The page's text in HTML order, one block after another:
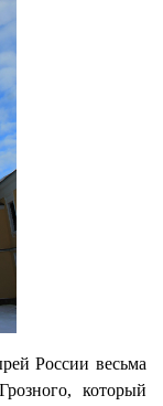
России весьма
который